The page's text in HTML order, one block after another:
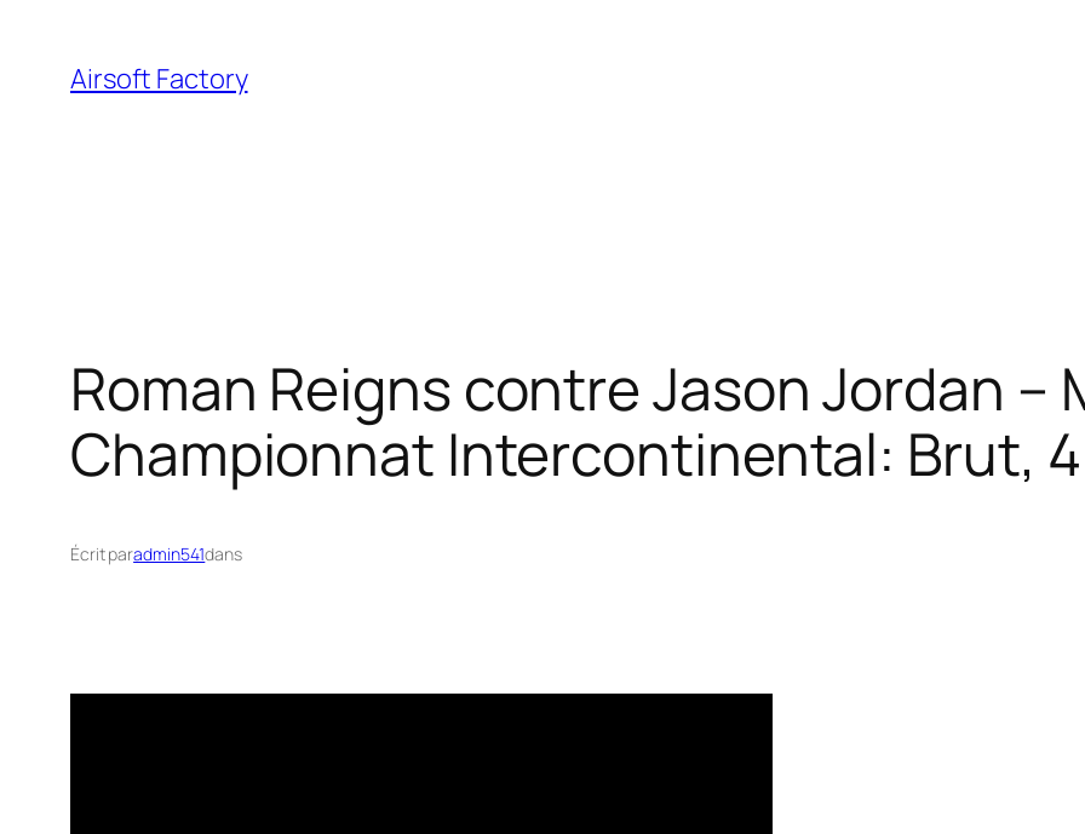
contenu
Airsoft Factory
Roman Reigns contre Jason Jordan –
Championnat Intercontinental: Brut,
Écrit paradmin541dans